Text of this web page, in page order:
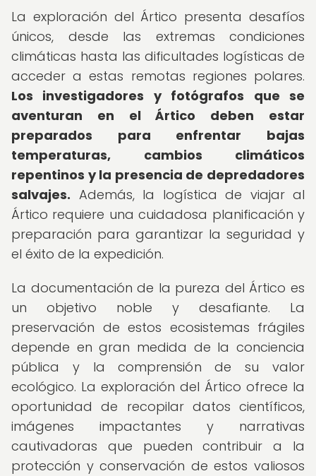
La exploración del Ártico presenta desafíos
únicos, desde las extremas condiciones
climáticas hasta las dificultades logísticas de
acceder a estas remotas regiones polares.
Los investigadores y fotógrafos que se
aventuran en el Ártico deben estar
preparados para enfrentar bajas
temperaturas, cambios climáticos
repentinos y la presencia de depredadores
salvajes. Además, la logística de viajar al
Ártico requiere una cuidadosa planificación y
preparación para garantizar la seguridad y
el éxito de la expedición.
La documentación de la pureza del Ártico es
un objetivo noble y desafiante. La
preservación de estos ecosistemas frágiles
depende en gran medida de la conciencia
pública y la comprensión de su valor
ecológico. La exploración del Ártico ofrece la
oportunidad de recopilar datos científicos,
imágenes impactantes y narrativas
cautivadoras que pueden contribuir a la
protección y conservación de estos valiosos